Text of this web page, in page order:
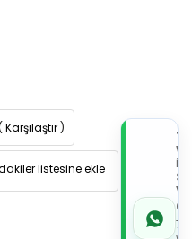
Karşılaştır )
listesine ekle
İLE